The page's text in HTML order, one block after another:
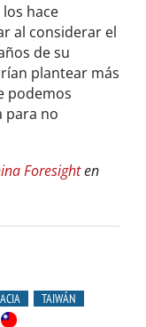
hace
al considerar el
de su
plantear más
podemos
para no
Foresighten
TAIWÁN